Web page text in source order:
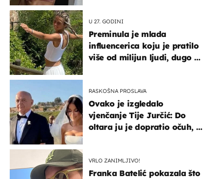
U 27. GODINI
Preminula je mlada
influencerica koju je pratilo
više od milijun ljudi, dugo se
RASKOŠNA PROSLAVA
Ovako je izgledalo
vjenčanje Tije Jurčić: Do
oltara ju je dopratio očuh, a
VRLO ZANIMLJIVO!
Franka Batelić pokazala što